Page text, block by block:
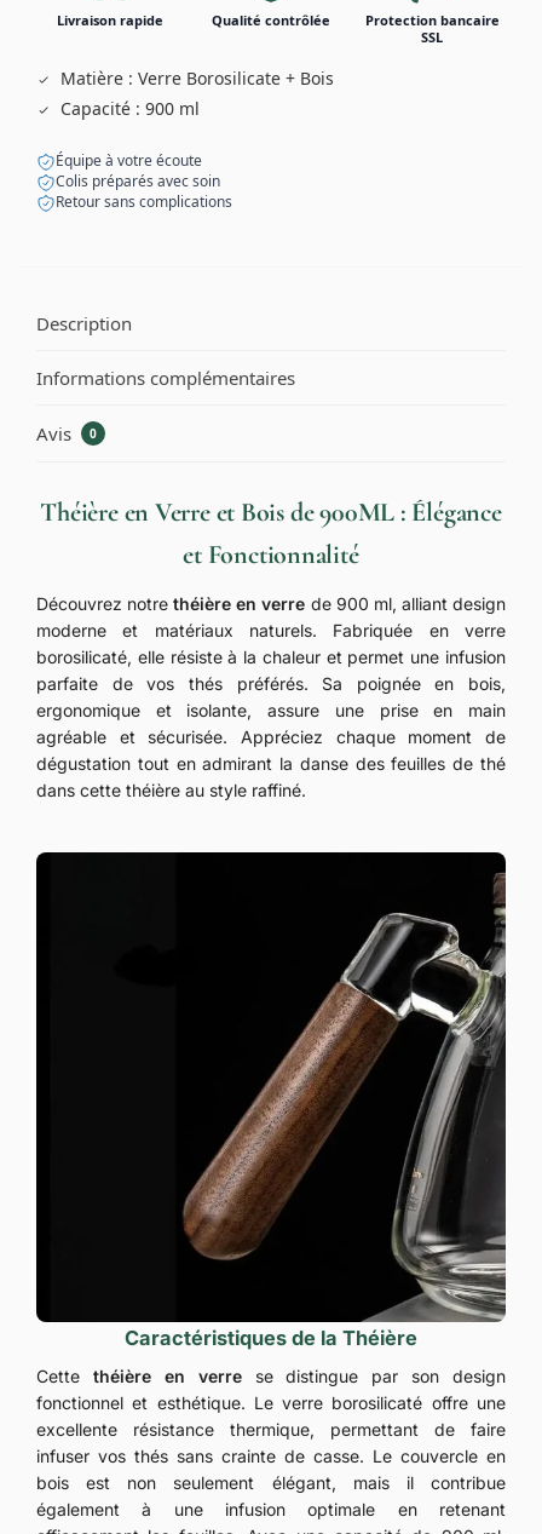
Livraison rapide Qualité contrôlée
Protection bancaire
SSL
Matière : Verre Borosilicate + Bois
Capacité : 900 ml
Équipe à votre écoute
Colis préparés avec soin
Retour sans complications
Description
Informations complémentaires
Avis 0
Théière en Verre et Bois de 900ML : Élégance
et Fonctionnalité
Découvrez notrethéière en verre de 900 ml, alliant design
moderne et matériaux naturels. Fabriquée en verre
borosilicaté, elle résiste à la chaleur et permet une infusion
parfaite de vos thés préférés. Sa poignée en bois,
ergonomique et isolante, assure une prise en main
agréable et sécurisée. Appréciez chaque moment de
dégustation tout en admirant la danse des feuilles de thé
dans cette théière au style raffiné.
Caractéristiques de la Théière
Cette théière en verrese distingue par son design
fonctionnel et esthétique. Le verre borosilicaté offre une
excellente résistance thermique, permettant de faire
infuser vos thés sans crainte de casse. Le couvercle en
bois est non seulement élégant, mais il contribue
également à une infusion optimale en retenant